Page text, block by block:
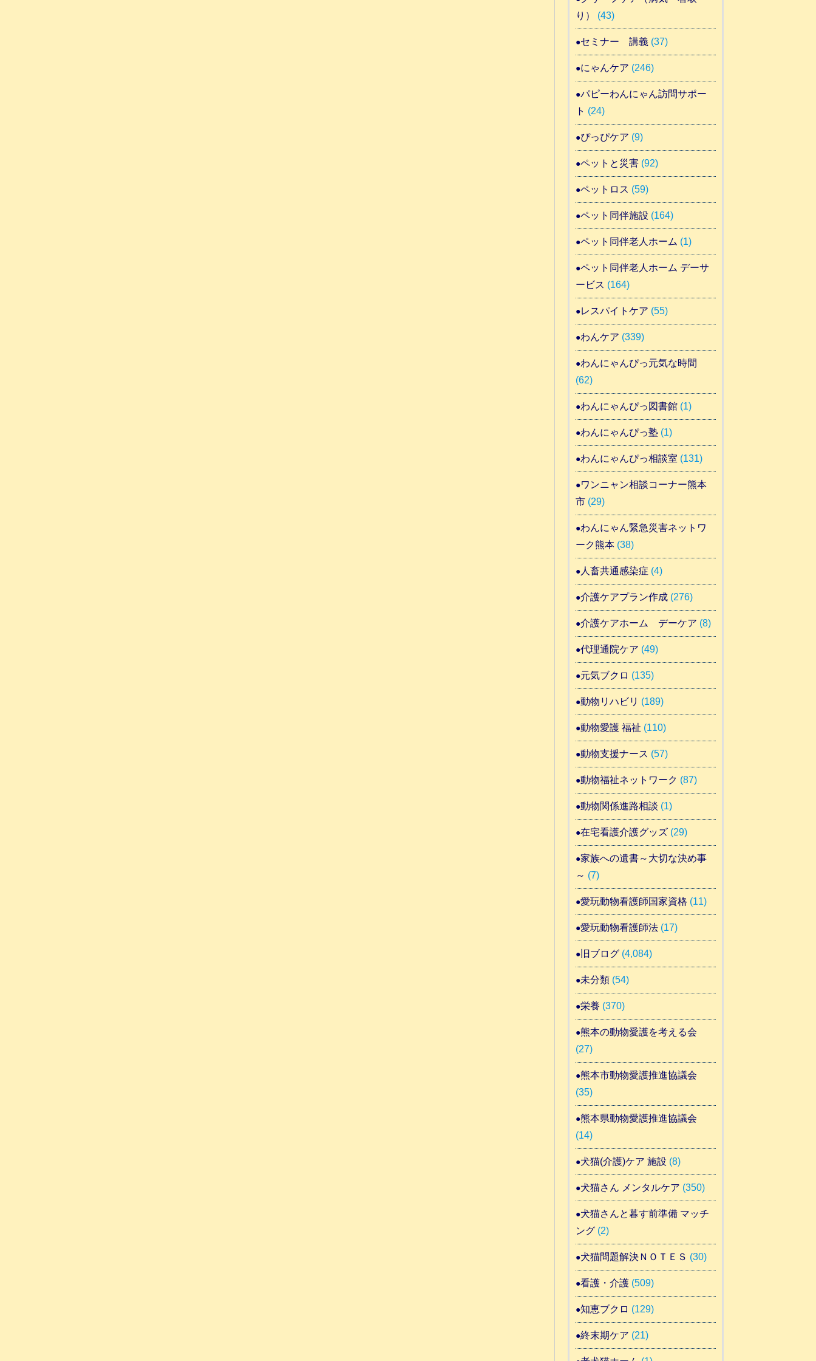
り）
(43)
セミナー 講義(37)
にゃんケア (246)
パピーわんにゃん訪問サポー
ト (24)
ぴっぴケア (9)
ペットと災害(92)
ペットロス (59)
ペット同伴施設 (164)
ペット同伴老人ホーム (1)
ペット同伴老人ホーム デーサ
ービス (164)
レスパイトケア (55)
わんケア (339)
わんにゃんぴっ元気な時間
(62)
わんにゃんぴっ図書館(1)
わんにゃんぴっ塾(1)
わんにゃんぴっ相談室 (131)
ワンニャン相談コーナー熊本
市(29)
わんにゃん緊急災害ネットワ
ーク熊本(38)
人畜共通感染症 (4)
介護ケアプラン作成(276)
介護ケアホーム デーケア (8)
代理通院ケア (49)
元気ブクロ (135)
動物リハビリ (189)
動物愛護 福祉 (110)
動物支援ナース (57)
動物福祉ネットワーク (87)
動物関係進路相談 (1)
在宅看護介護グッズ(29)
家族への遺書～大切な決め事
～ (7)
愛玩動物看護師国家資格 (11)
愛玩動物看護師法(17)
旧ブログ(4,084)
未分類(54)
栄養 (370)
熊本の動物愛護を考える会
(27)
熊本市動物愛護推進協議会
(35)
熊本県動物愛護推進協議会
(14)
犬猫(介護)ケア 施設 (8)
犬猫さん メンタルケア (350)
犬猫さんと暮す前準備 マッチ
ング(2)
犬猫問題解決ＮＯＴＥＳ (30)
看護・介護(509)
知恵ブクロ (129)
終末期ケア (21)